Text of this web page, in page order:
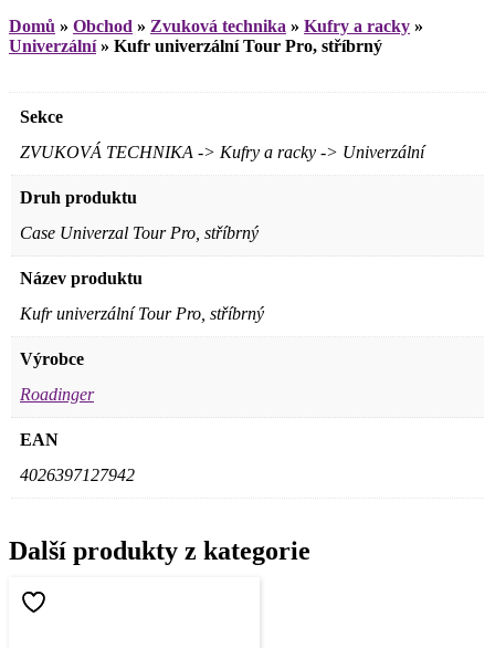
Domů » Obchod » Zvuková technika » Kufry a racky »
Univerzální» Kufr univerzální Tour Pro, stříbrný
Sekce
ZVUKOVÁ TECHNIKA -> Kufry a racky -> Univerzální
Druh produktu
Case Univerzal Tour Pro, stříbrný
Název produktu
Kufr univerzální Tour Pro, stříbrný
Výrobce
Roadinger
EAN
4026397127942
Další produkty z kategorie